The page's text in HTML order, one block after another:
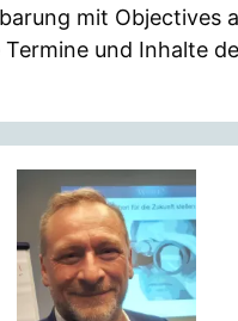
mit Objectives
Termine und Inhalte